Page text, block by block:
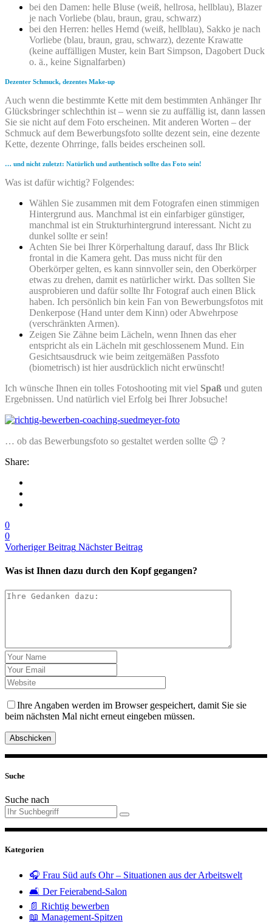
bei den Damen: helle Bluse (weiß, hellrosa, hellblau), Blazer
je nach Vorliebe (blau, braun, grau, schwarz)
bei den Herren: helles Hemd (weiß, hellblau), Sakko je nach
Vorliebe (blau, braun, grau, schwarz), dezente Krawatte
(keine auffälligen Muster, kein Bart Simpson, Dagobert Duck
o. ä., keine Signalfarben)
Dezenter Schmuck, dezentes Make-up
Auch wenn die bestimmte Kette mit dem bestimmten Anhänger Ihr
Glücksbringer schlechthin ist – wenn sie zu auffällig ist, dann lassen
Sie sie nicht auf dem Foto erscheinen. Mit anderen Worten – der
Schmuck auf dem Bewerbungsfoto sollte dezent sein, eine dezente
Kette, dezente Ohrringe, falls beides erscheinen soll.
… und nicht zuletzt: Natürlich und authentisch sollte das Foto sein!
Was ist dafür wichtig? Folgendes:
Wählen Sie zusammen mit dem Fotografen einen stimmigen
Hintergrund aus. Manchmal ist ein einfarbiger günstiger,
manchmal ist ein Strukturhintergrund interessant. Nicht zu
dunkel sollte er sein!
Achten Sie bei Ihrer Körperhaltung darauf, dass Ihr Blick
frontal in die Kamera geht. Das muss nicht für den
Oberkörper gelten, es kann sinnvoller sein, den Oberkörper
etwas zu drehen, damit es natürlicher wirkt. Das sollten Sie
ausprobieren und dafür sollte Ihr Fotograf auch einen Blick
haben. Ich persönlich bin kein Fan von Bewerbungsfotos mit
Denkerpose (Hand unter dem Kinn) oder Abwehrpose
(verschränkten Armen).
Zeigen Sie Zähne beim Lächeln, wenn Ihnen das eher
entspricht als ein Lächeln mit geschlossenem Mund. Ein
Gesichtsausdruck wie beim zeitgemäßen Passfoto
(biometrisch) ist hier ausdrücklich nicht erwünscht!
Ich wünsche Ihnen ein tolles Fotoshooting mit viel Spaß und guten
Ergebnissen. Und natürlich viel Erfolg bei Ihrer Jobsuche!
… ob das Bewerbungsfoto so gestaltet werden sollte 😉 ?
Share:
0
0
Vorheriger Beitrag Nächster Beitrag
Was ist Ihnen dazu durch den Kopf gegangen?
Ihre Angaben werden im Browser gespeichert, damit Sie sie
beim nächsten Mal nicht erneut eingeben müssen.
Abschicken
Suche
Suche nach
Kategorien
🎧 Frau Süd aufs Ohr – Situationen aus der Arbeitswelt
🛋️ Der Feierabend-Salon
📄 Richtig bewerben
📖 Management-Spitzen